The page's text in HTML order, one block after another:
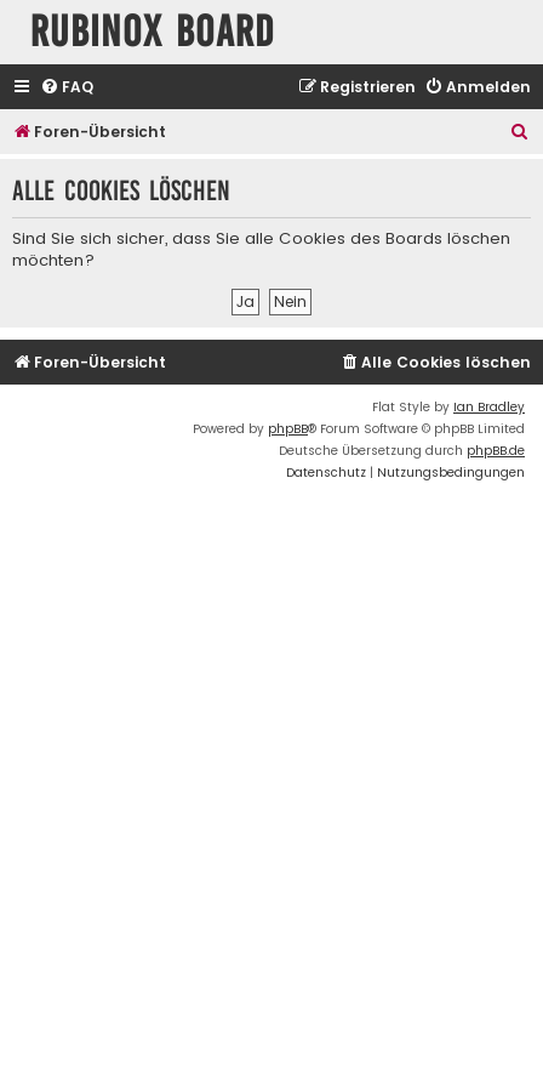
Rubinox Board
FAQ Anmelden
Registrieren
Foren-Übersicht
h
Alle Cookies löschen
Sind Sie sich sicher, dass Sie alle Cookies des Boards löschen
möchten?
Foren-Übersicht Alle Cookies löschen
Flat Style by Ian Bradley
Powered by phpBB® Forum Software © phpBB Limited
Deutsche Übersetzung durch phpBB.de
Datenschutz | Nutzungsbedingungen